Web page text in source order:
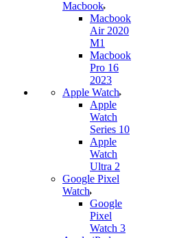
Macbook
Macbook
Air 2020
M1
Macbook
Pro 16
2023
Apple Watch
Apple
Watch
Series 10
Apple
Watch
Ultra 2
Google Pixel
Watch
Google
Pixel
Watch 3